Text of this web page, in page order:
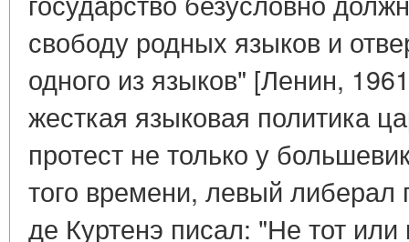
свободу родных языков и
одного из языков" [Ленин,
жесткая языковая политика
протест не только у
того времени, левый
де Куртенэ писал: "Не тот